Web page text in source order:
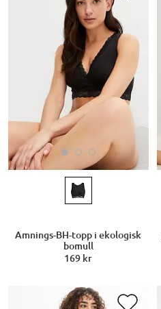
Amnings-BH-topp i ekologisk
bomull
169 kr